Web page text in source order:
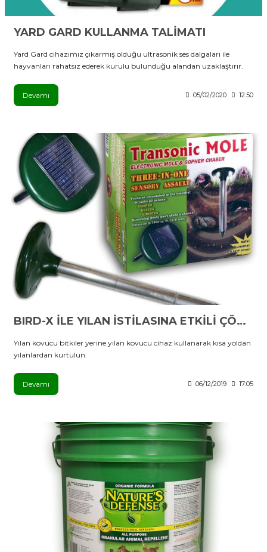
YARD GARD KULLANMA TALİMATI
Yard Gard cihazımız çıkarmış olduğu ultrasonik ses dalgaları ile
hayvanları rahatsız ederek kurulu bulunduğu alandan uzaklaştırır.
Devamı 05/02/2020 12:50
BIRD-X İLE YILAN İSTİLASINA ETKİLİ ÇÖZÜM
Yılan kovucu bitkiler yerine yılan kovucu cihaz kullanarak kısa yoldan
yılanlardan kurtulun.
Devamı 06/12/2019 17:05